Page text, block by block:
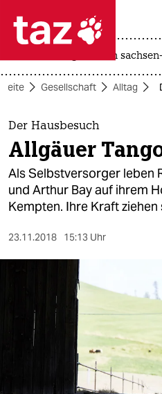
 taz zahl
taz zahl ich
themen
politik
öko
gesellschaft
berlin
nord
landtagswahl in
Gesellschaft Alltag
Der Hausbesuch
Allgäuer
Als Selbstversorger leben
und Arthur Bay auf ihrem
Kempten. Ihre Kraft
23.11.2018 15:13 Uhr